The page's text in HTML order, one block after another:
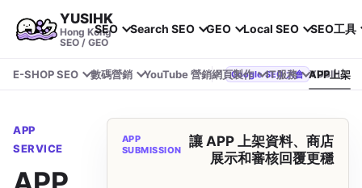
YUSIHK
Hong Kong
SEO / GEO
SEO Search SEO GEO Local SEO SEO工具
E-SHOP SEO 數碼營銷 YouTube 營銷網頁製作 IT服務 APP上架
Google SEO 大會 YUSIHK 近期參加 Google Search Central Live
APP
SERVICE
APP
SUBMISSION
讓 APP 上架資料、商店
展示和審核回覆更穩